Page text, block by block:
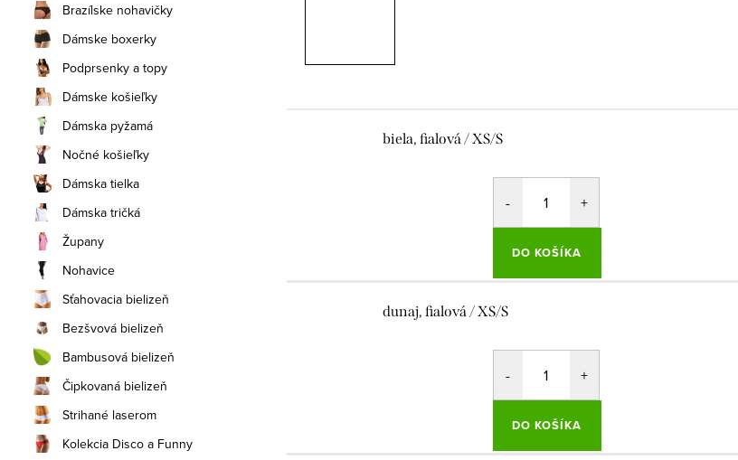
Brazílske nohavičky
Dámske boxerky
Podprsenky a topy
Dámske košieľky
Dámska pyžamá
Nočné košieľky
Dámska tielka
Dámska tričká
Župany
Nohavice
Sťahovacia bielizeň
Bezšvová bielizeň
Bambusová bielizeň
Čipkovaná bielizeň
Strihané laserom
Kolekcia Disco a Funny
biela, fialová / XS/S
DO KOŠÍKA
dunaj, fialová / XS/S
DO KOŠÍKA